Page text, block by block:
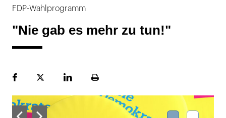
FDP-Wahlprogramm
"Nie gab es mehr zu tun!"
FacebookPlattformLinekdInSeite